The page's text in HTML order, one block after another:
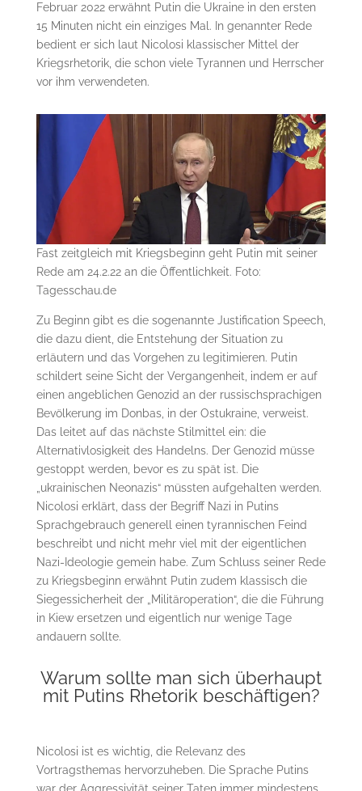
Februar 2022 erwähnt Putin die Ukraine in den ersten
15 Minuten nicht ein einziges Mal. In genannter Rede
bedient er sich laut Nicolosi klassischer Mittel der
Kriegsrhetorik, die schon viele Tyrannen und Herrscher
vor ihm verwendeten.
Fast zeitgleich mit Kriegsbeginn geht Putin mit seiner
Rede am 24.2.22 an die Öffentlichkeit. Foto:
Tagesschau.de
Zu Beginn gibt es die sogenannte Justification Speech,
die dazu dient, die Entstehung der Situation zu
erläutern und das Vorgehen zu legitimieren. Putin
schildert seine Sicht der Vergangenheit, indem er auf
einen angeblichen Genozid an der russischsprachigen
Bevölkerung im Donbas, in der Ostukraine, verweist.
Das leitet auf das nächste Stilmittel ein: die
Alternativlosigkeit des Handelns. Der Genozid müsse
gestoppt werden, bevor es zu spät ist. Die
„ukrainischen Neonazis“ müssten aufgehalten werden.
Nicolosi erklärt, dass der Begriff Nazi in Putins
Sprachgebrauch generell einen tyrannischen Feind
beschreibt und nicht mehr viel mit der eigentlichen
Nazi-Ideologie gemein habe. Zum Schluss seiner Rede
zu Kriegsbeginn erwähnt Putin zudem klassisch die
Siegessicherheit der „Militäroperation“, die die Führung
in Kiew ersetzen und eigentlich nur wenige Tage
andauern sollte.
Warum sollte man sich überhaupt
mit Putins Rhetorik beschäftigen?
Nicolosi ist es wichtig, die Relevanz des
Vortragsthemas hervorzuheben. Die Sprache Putins